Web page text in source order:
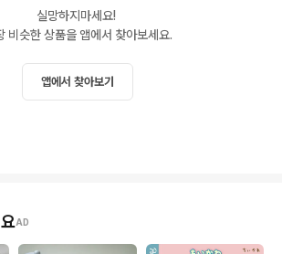
실망하지마세요!
비슷한 상품을 앱에서 찾아보세요.
앱에서 찾아보기
AD